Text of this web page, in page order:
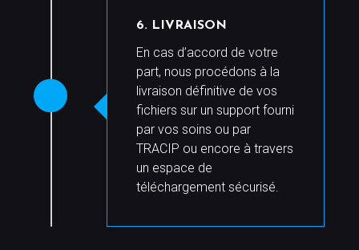
6. LIVRAISON
En cas d’accord de votre
part, nous procédons à la
livraison définitive de vos
fichiers sur un support fourni
par vos soins ou par
TRACIP ou encore à travers
un espace de
téléchargement sécurisé.